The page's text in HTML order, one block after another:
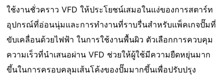
ใช้งานชั่วคราว VFD ให้ประโยชน์เสมอในแง่ของการสตาร์ท
อุปกรณ์ที่อ่อนนุ่มและการทํางานที่ราบรื่นสําหรับแพ็คเกจปั๊มที่
ขับเคลื่อนด้วยไฟฟ้า ในการใช้งานพื้นผิว ตัวเลือกการควบคุม
ความเร็วที่นําเสนอผ่าน VFD ช่วยให้ผู้ใช้มีความยืดหยุ่นมาก
ขึ้นในการครอบคลุมเส้นโค้งของปั๊มมากขึ้นเพื่อปรับปรุง